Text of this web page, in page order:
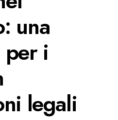
una
per i
legali